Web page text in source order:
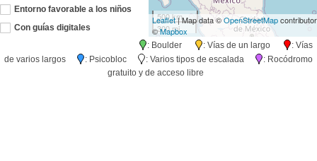
Entorno favorable a los niños
Con guías digitales
500 km
300 mi
Leaflet| Map data ©OpenStreetMap
©Mapbox
: Boulder : Vías de un largo
: Vías
de varios largos
: Psicobloc : Varios tipos de escalada
: Rocódromo
gratuito y de acceso libre